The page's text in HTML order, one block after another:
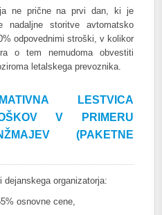
ne prične na prvi dan, ki je
nadaljne storitve avtomatsko
odpovednimi stroški, v kolikor
o tem nemudoma obvestiti
letalskega prevoznika.
LESTVICA
V PRIMERU
(PAKETNE
dejanskega organizatorja:
osnovne cene,